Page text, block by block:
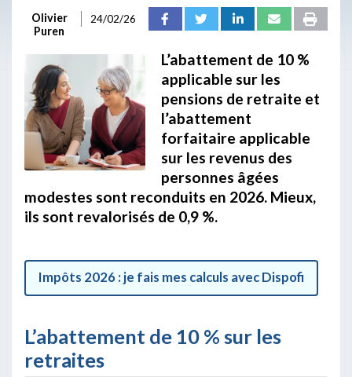
Olivier
Puren
24/02/26
L’abattement de 10 %
applicable sur les
pensions de retraite et
l’abattement
forfaitaire applicable
sur les revenus des
personnes âgées
modestes sont reconduits en 2026. Mieux,
ils sont revalorisés de 0,9 %.
Impôts 2026 : je fais mes calculs avec Dispofi
L’abattement de 10 % sur les
retraites